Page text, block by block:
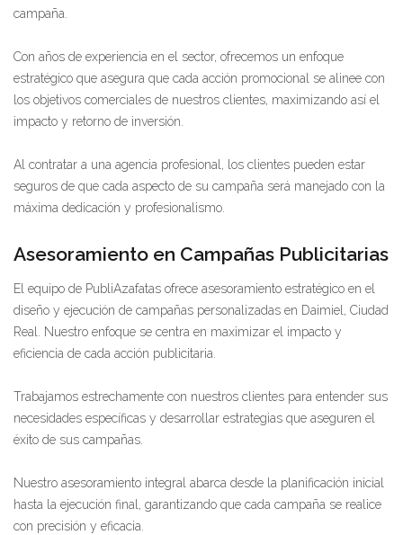
campaña.
Con años de experiencia en el sector, ofrecemos un enfoque
estratégico que asegura que cada acción promocional se alinee con
los objetivos comerciales de nuestros clientes, maximizando así el
impacto y retorno de inversión.
Al contratar a una agencia profesional, los clientes pueden estar
seguros de que cada aspecto de su campaña será manejado con la
máxima dedicación y profesionalismo.
Asesoramiento en Campañas Publicitarias
El equipo de PubliAzafatas ofrece asesoramiento estratégico en el
diseño y ejecución de campañas personalizadas en Daimiel, Ciudad
Real. Nuestro enfoque se centra en maximizar el impacto y
eficiencia de cada acción publicitaria.
Trabajamos estrechamente con nuestros clientes para entender sus
necesidades específicas y desarrollar estrategias que aseguren el
éxito de sus campañas.
Nuestro asesoramiento integral abarca desde la planificación inicial
hasta la ejecución final, garantizando que cada campaña se realice
con precisión y eficacia.